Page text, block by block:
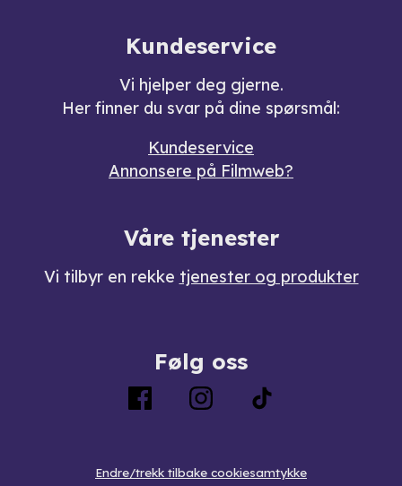
Kundeservice
Vi hjelper deg gjerne.
Her finner du svar på dine spørsmål:
Kundeservice
Annonsere på Filmweb?
Våre tjenester
Vi tilbyr en rekke tjenester og produkter
Følg oss
Endre/trekk tilbake cookiesamtykke